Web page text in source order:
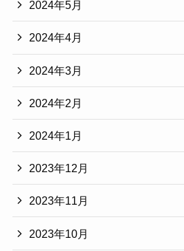
2024年5月
2024年4月
2024年3月
2024年2月
2024年1月
2023年12月
2023年11月
2023年10月